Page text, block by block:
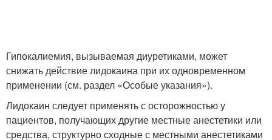
Гипокалиемия, вызываемая диуретиками, может
снижать действие лидокаина при их одновременном
применении (см. раздел «Особые указания»).
Лидокаин следует применять с осторожностью у
пациентов, получающих другие местные анестетики или
средства, структурно сходные с местными анестетиками